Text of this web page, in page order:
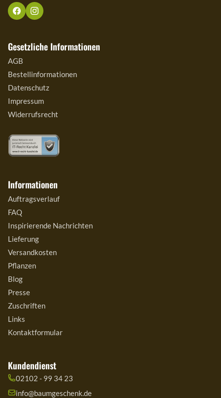
Gesetzliche Informationen
AGB
Bestellinformationen
Datenschutz
Impressum
Widerrufsrecht
Informationen
Auftragsverlauf
FAQ
Inspirierende Nachrichten
Lieferung
Versandkosten
Pflanzen
Blog
Presse
Zuschriften
Links
Kontaktformular
Kundendienst
02102 - 99 34 23
info@baumgeschenk.de